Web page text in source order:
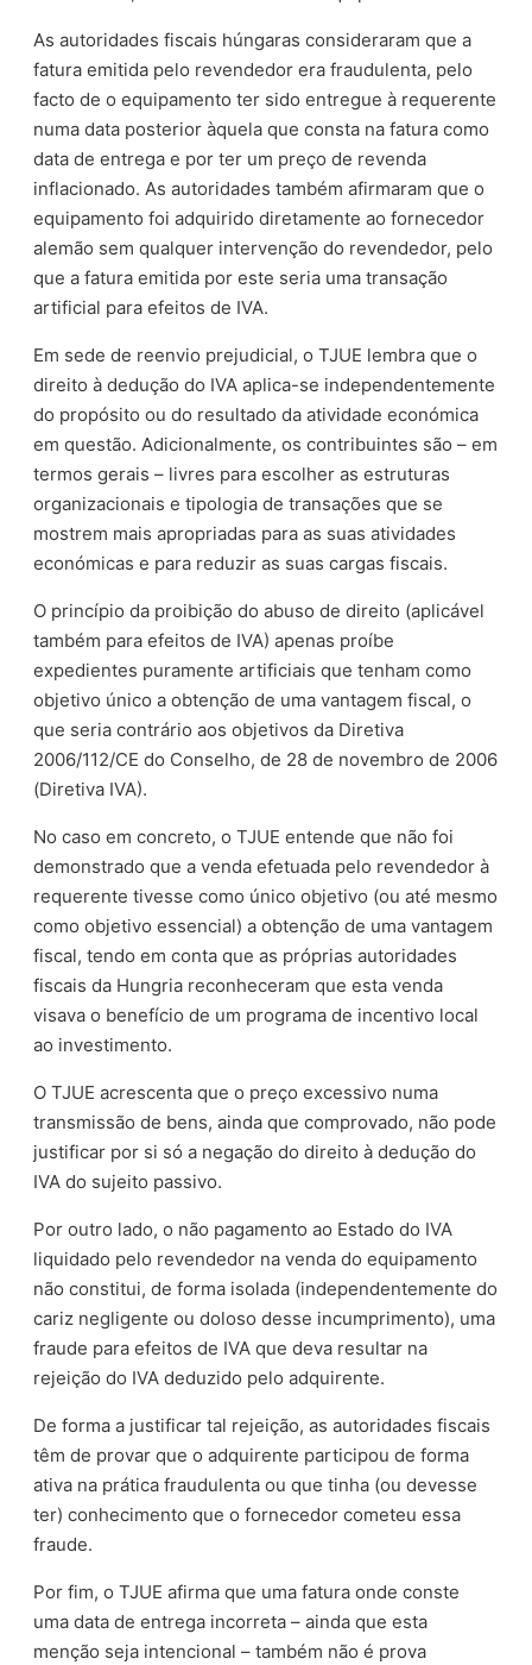
As autoridades fiscais húngaras consideraram que a
fatura emitida pelo revendedor era fraudulenta, pelo
facto de o equipamento ter sido entregue à requerente
numa data posterior àquela que consta na fatura como
data de entrega e por ter um preço de revenda
inflacionado. As autoridades também afirmaram que o
equipamento foi adquirido diretamente ao fornecedor
alemão sem qualquer intervenção do revendedor, pelo
que a fatura emitida por este seria uma transação
artificial para efeitos de IVA.
Em sede de reenvio prejudicial, o TJUE lembra que o
direito à dedução do IVA aplica-se independentemente
do propósito ou do resultado da atividade económica
em questão. Adicionalmente, os contribuintes são – em
termos gerais – livres para escolher as estruturas
organizacionais e tipologia de transações que se
mostrem mais apropriadas para as suas atividades
económicas e para reduzir as suas cargas fiscais.
O princípio da proibição do abuso de direito (aplicável
também para efeitos de IVA) apenas proíbe
expedientes puramente artificiais que tenham como
objetivo único a obtenção de uma vantagem fiscal, o
que seria contrário aos objetivos da Diretiva
2006/112/CE do Conselho, de 28 de novembro de 2006
(Diretiva IVA).
No caso em concreto, o TJUE entende que não foi
demonstrado que a venda efetuada pelo revendedor à
requerente tivesse como único objetivo (ou até mesmo
como objetivo essencial) a obtenção de uma vantagem
fiscal, tendo em conta que as próprias autoridades
fiscais da Hungria reconheceram que esta venda
visava o benefício de um programa de incentivo local
ao investimento.
O TJUE acrescenta que o preço excessivo numa
transmissão de bens, ainda que comprovado, não pode
justificar por si só a negação do direito à dedução do
IVA do sujeito passivo.
Por outro lado, o não pagamento ao Estado do IVA
liquidado pelo revendedor na venda do equipamento
não constitui, de forma isolada (independentemente do
cariz negligente ou doloso desse incumprimento), uma
fraude para efeitos de IVA que deva resultar na
rejeição do IVA deduzido pelo adquirente.
De forma a justificar tal rejeição, as autoridades fiscais
têm de provar que o adquirente participou de forma
ativa na prática fraudulenta ou que tinha (ou devesse
ter) conhecimento que o fornecedor cometeu essa
fraude.
Por fim, o TJUE afirma que uma fatura onde conste
uma data de entrega incorreta – ainda que esta
menção seja intencional – também não é prova